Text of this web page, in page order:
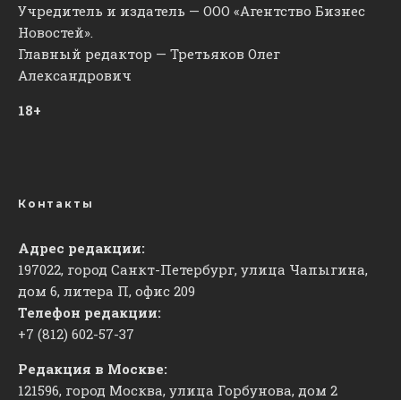
Учредитель и издатель — ООО «Агентство Бизнес
Новостей».
Главный редактор — Третьяков Олег
Александрович
18+
Контакты
Адрес редакции:
197022, город Санкт-Петербург, улица Чапыгина,
дом 6, литера П, офис 209
Телефон редакции:
+7 (812) 602-57-37
Редакция в Москве:
121596, город Москва, улица Горбунова, дом 2